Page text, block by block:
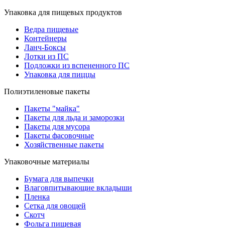
Упаковка для пищевых продуктов
Ведра пищевые
Контейнеры
Ланч-Боксы
Лотки из ПС
Подложки из вспененного ПС
Упаковка для пиццы
Полиэтиленовые пакеты
Пакеты "майка"
Пакеты для льда и заморозки
Пакеты для мусора
Пакеты фасовочные
Хозяйственные пакеты
Упаковочные материалы
Бумага для выпечки
Влаговпитывающие вкладыши
Пленка
Сетка для овощей
Скотч
Фольга пищевая